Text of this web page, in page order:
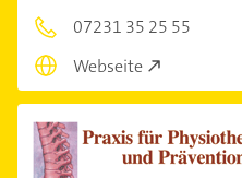
07231 35 25 55
Webseite